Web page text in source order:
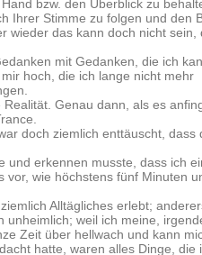
bzw. den Überblick zu
Ihrer Stimme zu folgen und den
wieder das kann doch nicht sein,
mit Gedanken, die ich
hoch, die ich lange nicht mehr
Genau dann, als es
doch ziemlich enttäuscht, dass
und erkennen musste, dass ich
vor, wie höchstens fünf Minuten
Alltägliches erlebt;
weil ich meine,
Zeit über hellwach und kann
hatte, waren alles Dinge, die